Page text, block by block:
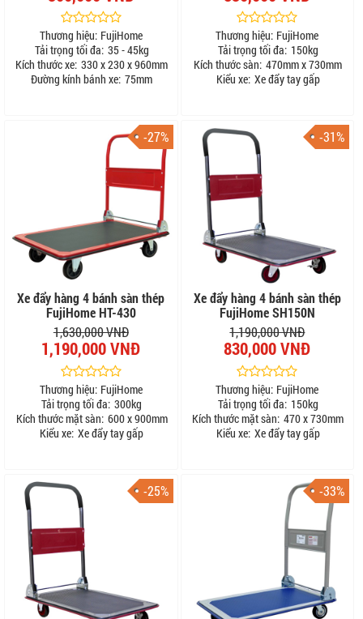
Thương hiệu: FujiHome
Tải trọng tối đa: 35 - 45kg
Kích thước xe: 330 x 230 x 960mm
Đường kính bánh xe: 75mm
Thương hiệu: FujiHome
Tải trọng tối đa: 150kg
Kích thước sàn: 470mm x 730mm
Kiểu xe: Xe đẩy tay gấp
-27%
Xe đẩy hàng 4 bánh sàn thép
FujiHome HT-430
1,630,000 VNĐ
1,190,000 VNĐ
Thương hiệu: FujiHome
Tải trọng tối đa: 300kg
Kích thước mặt sàn: 600 x 900mm
Kiểu xe: Xe đẩy tay gấp
-31%
Xe đẩy hàng 4 bánh sàn thép
FujiHome SH150N
1,190,000 VNĐ
830,000 VNĐ
Thương hiệu: FujiHome
Tải trọng tối đa: 150kg
Kích thước mặt sàn: 470 x 730mm
Kiểu xe: Xe đẩy tay gấp
-25% -33%